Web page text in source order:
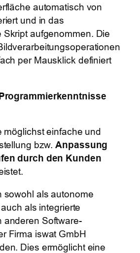
automatisch von
und in das
aufgenommen. Die
per Mausklick definiert
möglichst einfache und
bzw.Anpassung
durch den Kunden
sowohl als autonome
als integrierte
anderen Software-
Firma iswat GmbH
Dies ermöglicht eine